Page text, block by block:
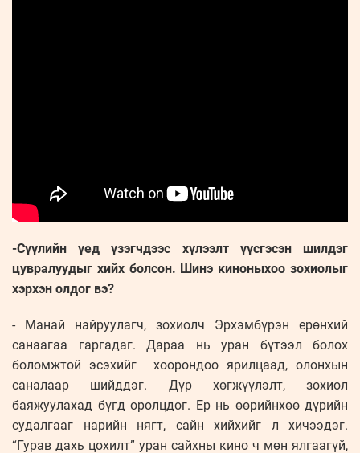
-Сүүлийн үед үзэгчдээс хүлээлт үүсгэсэн шилдэг
цувралуудыг хийх болсон. Шинэ киноныхоо зохиолыг
хэрхэн олдог вэ?
- Манай найруулагч, зохиолч Эрхэмбүрэн ерөнхий
санаагаа гаргадаг. Дараа нь уран бүтээл болох
боломжтой эсэхийг хоорондоо ярилцаад, олонхын
саналаар шийддэг. Дүр хөгжүүлэлт, зохиол
баяжуулахад бүгд оролцдог. Ер нь өөрийнхөө дүрийн
судалгааг нарийн нягт, сайн хийхийг л хичээдэг.
“Гурав дахь цохилт” уран сайхны кино ч мөн ялгаагүй,